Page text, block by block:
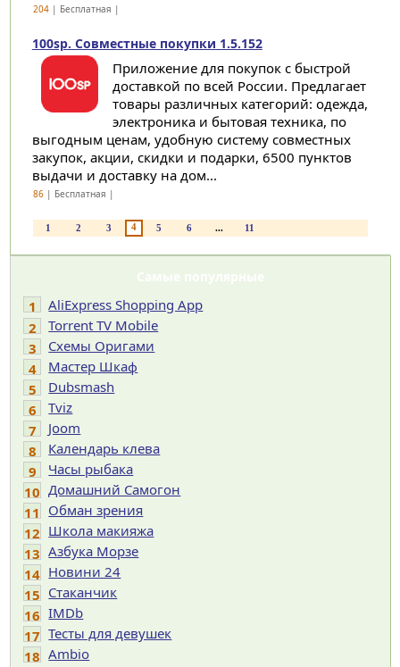
204| Бесплатная |
100sp. Совместные покупки 1.5.152
Приложение для покупок с быстрой
доставкой по всей России. Предлагает
товары различных категорий: одежда,
электроника и бытовая техника, по
выгодным ценам, удобную систему совместных
закупок, акции, скидки и подарки, 6500 пунктов
выдачи и доставку на дом...
86| Бесплатная |
1 2 3 4 5 6 ... 11
Самые популярные
1
AliExpress Shopping App
2
Torrent TV Mobile
3
Cхемы Оригами
4
Мастер Шкаф
5
Dubsmash
6
Tviz
7
Joom
8
Календарь клева
9
Часы рыбака
10 Домашний Самогон
11 Обман зрения
12 Школа макияжа
13 Азбука Морзе
14 Новини 24
15 Cтаканчик
16 IMDb
17 Тесты для девушек
18 Ambio